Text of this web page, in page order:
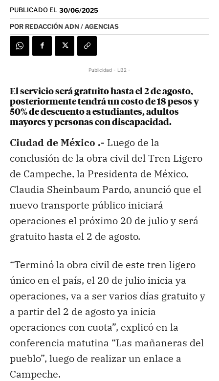
PUBLICADO EL 30/06/2025
POR REDACCIÓN ADN / AGENCIAS
Publicidad - LB2 -
El servicio será gratuito hasta el 2 de agosto,
posteriormente tendrá un costo de 18 pesos y
50% de descuento a estudiantes, adultos
mayores y personas con discapacidad.
Ciudad de México .- Luego de la
conclusión de la obra civil del Tren Ligero
de Campeche, la Presidenta de México,
Claudia Sheinbaum Pardo, anunció que el
nuevo transporte público iniciará
operaciones el próximo 20 de julio y será
gratuito hasta el 2 de agosto.
“Terminó la obra civil de este tren ligero
único en el país, el 20 de julio inicia ya
operaciones, va a ser varios días gratuito y
a partir del 2 de agosto ya inicia
operaciones con cuota”, explicó en la
conferencia matutina “Las mañaneras del
pueblo”, luego de realizar un enlace a
Campeche.